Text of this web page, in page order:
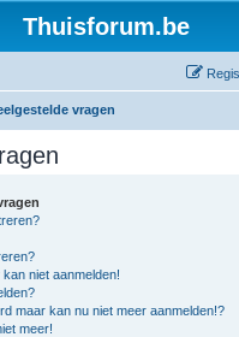
Thuisforum.be
vragen
niet aanmelden!
maar kan nu niet meer aanmelden!?
meer!